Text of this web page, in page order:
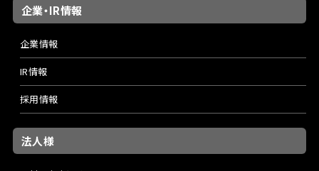
企業・IR情報
企業情報
IR情報
採用情報
法人様